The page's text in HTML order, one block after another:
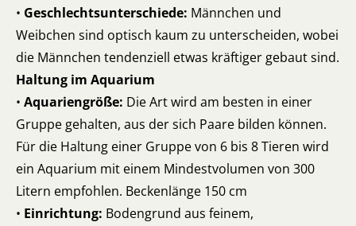
• Geschlechtsunterschiede: Männchen und
Weibchen sind optisch kaum zu unterscheiden, wobei
die Männchen tendenziell etwas kräftiger gebaut sind.
Haltung im Aquarium
• Aquariengröße: Die Art wird am besten in einer
Gruppe gehalten, aus der sich Paare bilden können.
Für die Haltung einer Gruppe von 6 bis 8 Tieren wird
ein Aquarium mit einem Mindestvolumen von 300
Litern empfohlen. Beckenlänge 150 cm
• Einrichtung: Bodengrund aus feinem,